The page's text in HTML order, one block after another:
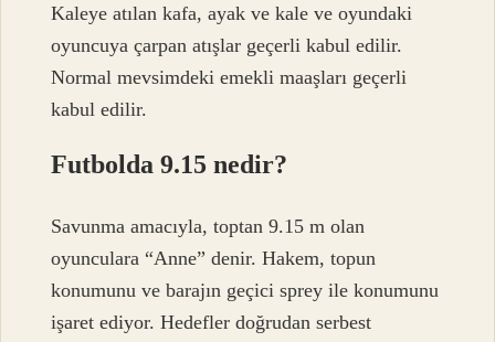
Kaleye atılan kafa, ayak ve kale ve oyundaki
oyuncuya çarpan atışlar geçerli kabul edilir.
Normal mevsimdeki emekli maaşları geçerli
kabul edilir.
Futbolda 9.15 nedir?
Savunma amacıyla, toptan 9.15 m olan
oyunculara “Anne” denir. Hakem, topun
konumunu ve barajın geçici sprey ile konumunu
işaret ediyor. Hedefler doğrudan serbest